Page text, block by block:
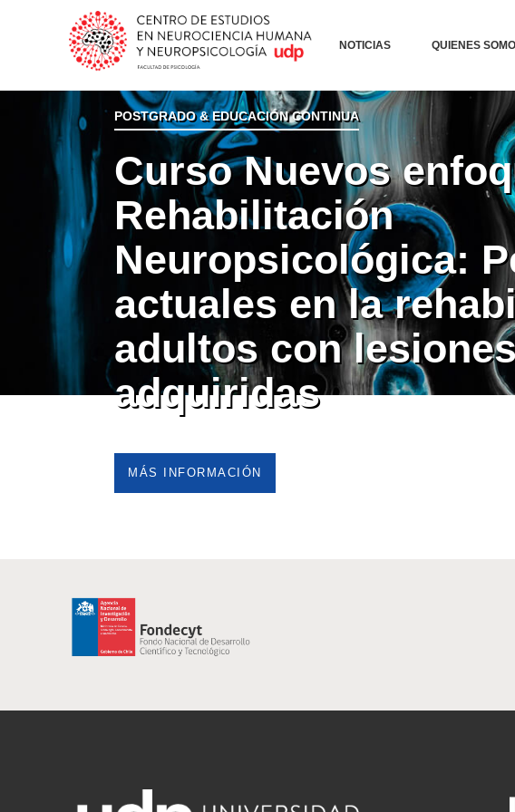
NOTICIAS QUIENES
POSTGRADO & EDUCACIÓN CONTINUA
Curso Nuevos
Rehabilitación
Neuropsicológica:
actuales en la
adultos con
adquiridas
MÁS INFORMACIÓN